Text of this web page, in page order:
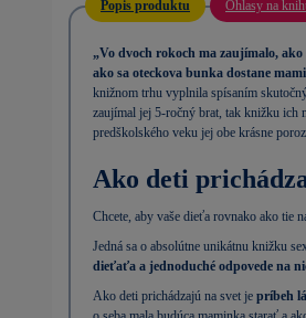
Popis produktu Ohlasy na
„Vo dvoch rokoch ma zaujímalo,
ako sa oteckova bunka dostane
knižnom trhu vyplnila spísaním
zaujímal jej 5-ročný brat, tak knižku ich
predškolského veku jej obe krásne
Ako deti
Chcete, aby vaše dieťa rovnako ako tie
Jedná sa o absolútne unikátnu knižku
dieťaťa a jednoduché odpovede na
Ako deti prichádzajú na svet je príbeh